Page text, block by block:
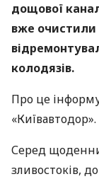
дощової
вже очистили
колодязів.
Про це
«Київавтодор».
Серед
зливостоків,